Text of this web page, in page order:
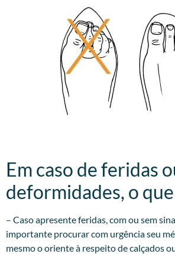
Em caso de feridas
deformidades, o
– Caso apresente feridas, com ou sem
importante procurar com urgência seu
mesmo o oriente à respeito de calçados